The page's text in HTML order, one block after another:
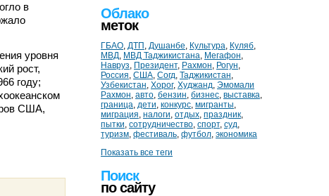
в
уровня
рост,
году;
США,
Облако
меток
ГБАО, ДТП , Душанбе, Культура, Куляб,
МВД, МВД Таджикистана, Мегафон,
Навруз, Президент, Рахмон, Рогун,
Россия, США, Согд, Таджикистан,
Узбекистан, Хорог, Худжанд, Эмомали
Рахмон, авто, бензин, бизнес, выставка,
граница, дети, конкурс, мигранты,
миграция, налоги, отдых, праздник,
пытки, сотрудничество, спорт, суд,
туризм, фестиваль, футбол, экономика
Показать все теги
Поиск
по сайту